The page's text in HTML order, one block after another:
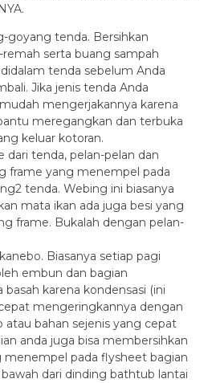
goyang tenda. Bersihkan
serta buang sampah
tenda sebelum Anda
Jika jenis tenda Anda
mengerjakannya karena
meregangkan dan terbuka
keluar kotoran.
dari tenda, pelan-pelan dan
frame yang menempel pada
tenda. Webing ini biasanya
mata ikan ada juga besi yang
frame. Bukalah dengan pelan-
Biasanya setiap pagi
embun dan bagian
karena kondensasi (ini
mengeringkannya dengan
atau bahan sejenis yang cepat
anda juga bisa membersihkan
menempel pada flysheet bagian
dari dinding bathtub lantai